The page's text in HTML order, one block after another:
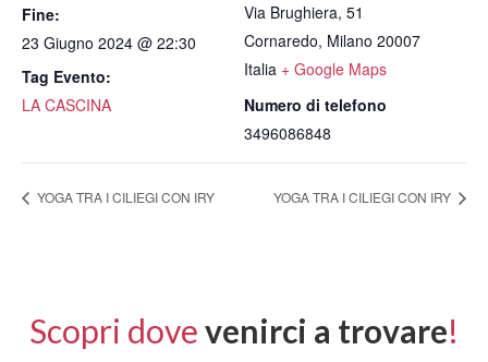
Fine:
23 Giugno 2024 @ 22:30
Tag Evento:
LA CASCINA
Via Brughiera, 51
Cornaredo, Milano 20007
Italia + Google Maps
Numero di telefono
3496086848
YOGA TRA I CILIEGI CON IRY YOGA TRA I CILIEGI CON IRY
Scopri dovevenirci a trovare!